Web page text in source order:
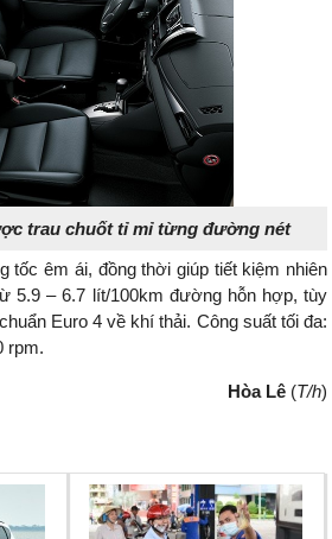
trau chuốt tỉ mỉ từng đường nét
tốc êm ái, đồng thời giúp tiết kiệm nhiên
5.9 – 6.7 lít/100km đường hỗn hợp, tùy
Euro 4 về khí thải. Công suất tối đa:
rpm.
Hòa Lê (T/h)